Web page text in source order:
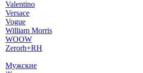
Valentino
Versace
Vogue
William Morris
WOOW
Zerorh+RH
Мужские